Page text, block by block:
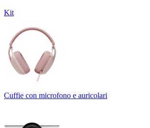
Kit
Cuffie con microfono e auricolari